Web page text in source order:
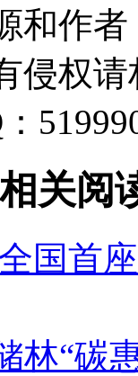
和作
侵权
相关阅
国首
林“碳